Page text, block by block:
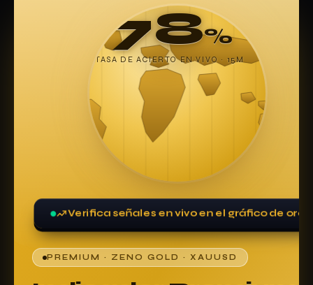
PREMIUM · ZENO GOLD · XAUUSD
78%
TASA DE ACIERTO EN VIVO · 15M
Verifica señales en vivo en el gráfico de oro